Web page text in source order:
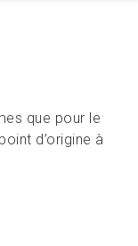
que pour le
d’origine à